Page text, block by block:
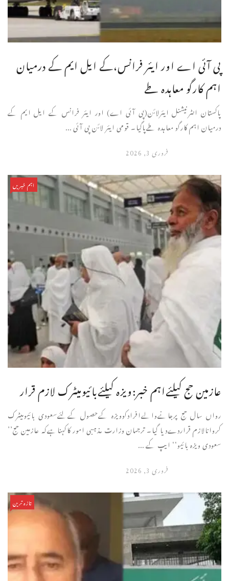
پی آئی اے اور ایئر فرانس،کے ایل ایم کے درمیان
اہم کارگو معاہدہ طے
پاکستان انٹرنیشنل ایئرلائن(پی آئی اے) اور ایئر فرانس کے ایل ایم کے
درمیان اہم کارگو معاہدہ طےپاگیا۔ قومی ایئر لائن پی آئی ...
فروری 3, 2026
اہم خبریں
عازمین حج کیلئےاہم خبر:ویزہ کیلئےبائیومیٹرک لازم قرار
رواں سال حج پرجانےوالےافرادکوویزہ کےحصول کےلئےسعودی بائیومیٹرک
کروانالازم قراردےدیا گیا۔ ترجمان وزارت مذہبی امور کاکہناہےکہ عازمین حج’’
سعودی ویزہ بائیو‘‘ ایپ کے ...
فروری 3, 2026
تازہ ترین